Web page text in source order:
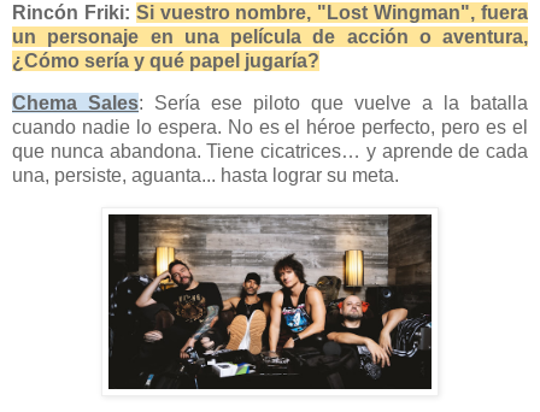
Rincón Friki: Si vuestro nombre, "Lost Wingman", fuera
un personaje en una película de acción o aventura,
¿Cómo sería y qué papel jugaría?
Chema Sales: Sería ese piloto que vuelve a la batalla
cuando nadie lo espera. No es el héroe perfecto, pero es el
que nunca abandona. Tiene cicatrices… y aprende de cada
una, persiste, aguanta... hasta lograr su meta.